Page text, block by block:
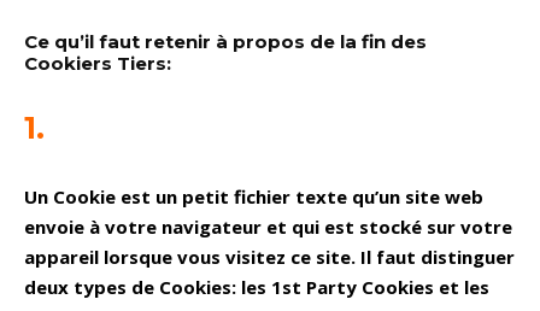
Ce qu’il faut retenir à propos de la fin des
Cookiers Tiers:
1.
Un Cookie est un petit fichier texte qu’un site web
envoie à votre navigateur et qui est stocké sur votre
appareil lorsque vous visitez ce site. Il faut distinguer
deux types de Cookies: les 1st Party Cookies et les